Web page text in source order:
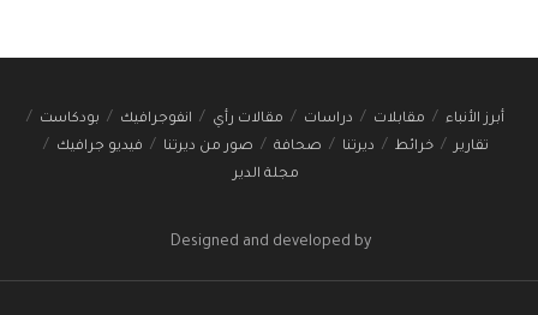
أبرز الأنباء مقابلات دراسات مقالات رأي انفوجرافيك
بودكاست
تقارير
خرائط ديرتنا صحافة صور من ديرتنا
فيديو جرافيك
مجلة الدير
Designed and developed by